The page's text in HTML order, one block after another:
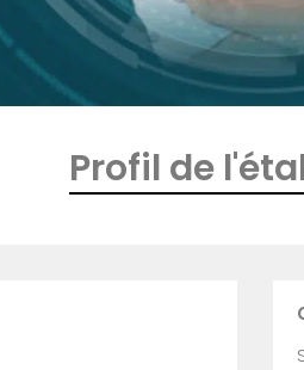
Profil de